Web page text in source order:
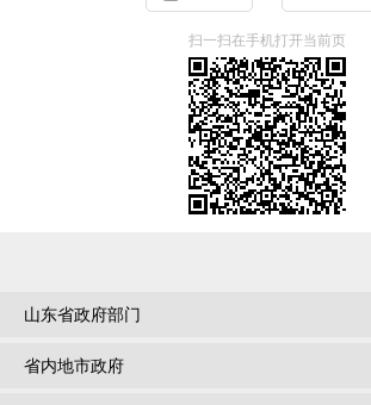
扫一扫在手机打开当前页
山东省政府部门
省内地市政府